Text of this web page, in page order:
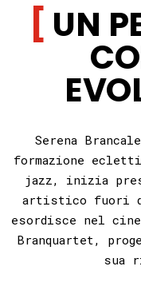
UN
Serena
formazione
jazz, inizia
artistico fuori
esordisce nel
Branquartet ,
sua